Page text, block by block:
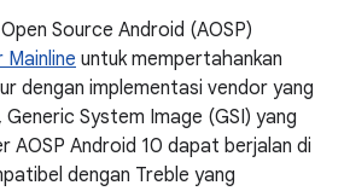
Source Android (AOSP)
untuk mempertahankan
dengan implementasi vendor yang
Generic System Image (GSI) yang
AOSP Android 10 dapat berjalan di
dengan Treble yang